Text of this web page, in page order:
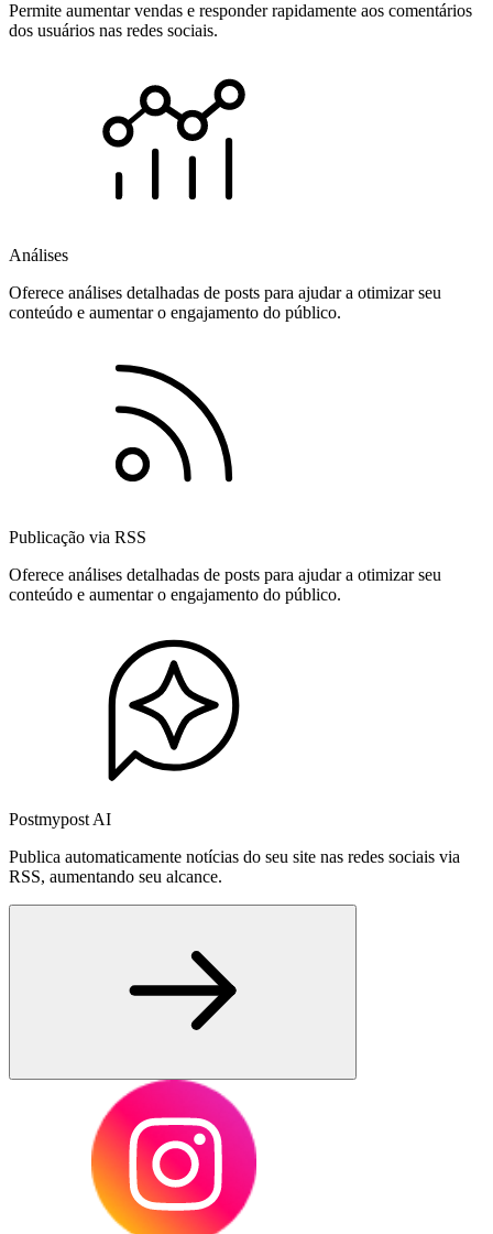
Permite aumentar vendas e responder rapidamente aos comentários
dos usuários nas redes sociais.
Análises
Oferece análises detalhadas de posts para ajudar a otimizar seu
conteúdo e aumentar o engajamento do público.
Publicação via RSS
Oferece análises detalhadas de posts para ajudar a otimizar seu
conteúdo e aumentar o engajamento do público.
Postmypost AI
Publica automaticamente notícias do seu site nas redes sociais via
RSS, aumentando seu alcance.